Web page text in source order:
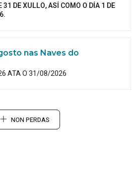
31 DE XULLO, ASÍ COMO O DÍA 1 DE
nas Naves do
ATA O 31/08/2026
NON PERDAS